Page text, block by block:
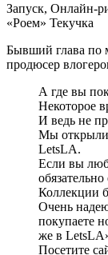
Запуск, Онлайн-
«Роем» Текучка
Бывший глава по
продюсер
А где вы
Некоторое
И ведь не
Мы открыли
LetsLA.
Если вы
Коллекции
Очень
покупаете
же в
Посетите